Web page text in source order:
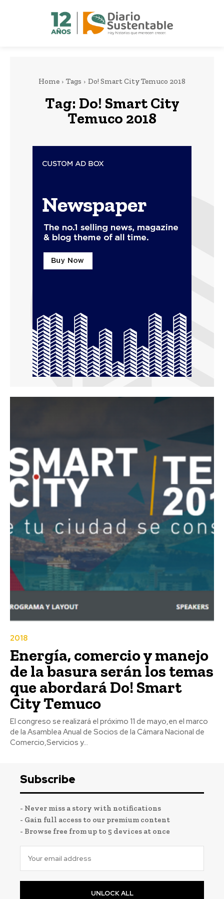
Home Tags Do! Smart City Temuco 2018
Tag: Do! Smart City
Temuco 2018
2018
Energía, comercio y manejo
de la basura serán los temas
que abordará Do! Smart
City Temuco
El congreso se realizará el próximo 11 de mayo,en el marco
de la Asamblea Anual de Socios de la Cámara Nacional de
Comercio,Servicios y...
Subscribe
- Never miss a story with notifications
- Gain full access to our premium content
- Browse free from up to 5 devices at once
UNLOCK ALL